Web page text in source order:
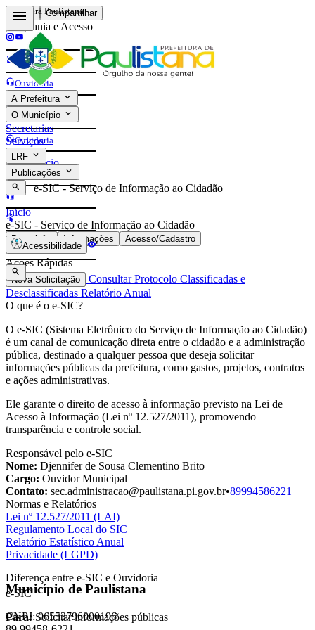
Prefeitura Paulistana
Contatos
Ouvidoria
e-Sic
Contatos
Ouvidoria
e-Sic
Acessibilidade
A Prefeitura
O Município
Secretarias
Serviços
LRF
Publicações
Voltar Compartilhar
Cidadania e Acesso
Início
e-SIC - Serviço de Informação ao Cidadão
Início
e-SIC - Serviço de Informação ao Cidadão
Descrição Informações Acesso/Cadastro
Ações Rápidas
Nova Solicitação Consultar Protocolo Classificadas e
Desclassificadas Relatório Anual
O que é o e-SIC?
O e-SIC (Sistema Eletrônico do Serviço de Informação ao Cidadão)
é um canal de comunicação direta entre o cidadão e a administração
pública, destinado a qualquer pessoa que deseja solicitar
informações públicas da prefeitura, como gastos, projetos, contratos
e ações administrativas.
Ele garante o direito de acesso à informação previsto na Lei de
Acesso à Informação (Lei nº 12.527/2011), promovendo
transparência e controle social.
Responsável pelo e-SIC
Nome: Djennifer de Sousa Clementino Brito
Cargo: Ouvidor Municipal
Contato: sec.administracao@paulistana.pi.gov.br•89994586221
Normas e Relatórios
Lei nº 12.527/2011 (LAI)
Regulamento Local do SIC
Relatório Estatístico Anual
Privacidade (LGPD)
Diferença entre e-SIC e Ouvidoria
e-SIC
Para:Solicitar informações públicas
Município de Paulistana
CNPJ: 06553796000196